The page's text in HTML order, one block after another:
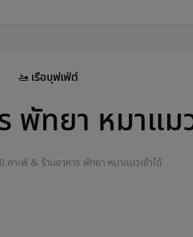
🚤 เรือบุฟเฟ่ต์
พัทยา หมาแม
คาเฟ่ & ร้านอาหาร พัทยา หมาแมวเข้าได้